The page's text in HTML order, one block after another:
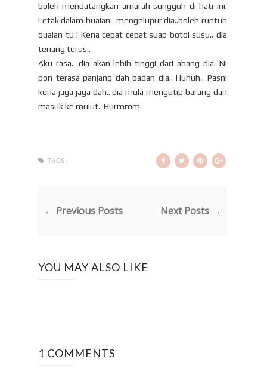
boleh mendatangkan amarah sungguh di hati ini.
Letak dalam buaian , mengelupur dia..boleh runtuh
buaian tu ! Kena cepat cepat suap botol susu.. dia
tenang terus..
Aku rasa.. dia akan lebih tinggi dari abang dia. Ni
pon terasa panjang dah badan dia.. Huhuh.. Pasni
kena jaga jaga dah.. dia mula mengutip barang dan
masuk ke mulut.. Hurmmm
TAGS :
← Previous Posts Next Posts →
YOU MAY ALSO LIKE
1 COMMENTS